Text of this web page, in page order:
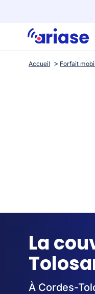
Accueil Forfait
La
À Cordes-